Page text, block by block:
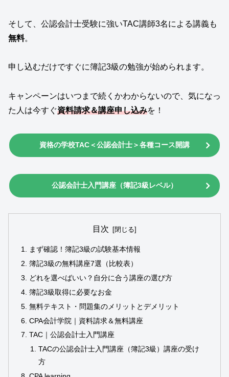
そして、公認会計士受験に強いTAC講師3名による講義も
無料。
申し込むだけですぐに簿記3級の勉強が始められます。
キャンペーンはいつまで続くかわからないので、気になっ
た人は今すぐ資料請求＆講座申し込みを！
資格の学校TAC＜公認会計士＞各種コース開講
公認会計士入門講座（簿記3級レベル）
目次
まず確認！簿記3級の試験基本情報
簿記3級の無料講座7選（比較表）
どれを選べばいい？自分に合う講座の選び方
簿記3級取得に必要なお金
無料テキスト・問題集のメリットとデメリット
CPA会計学院｜資料請求＆無料講座
TAC｜公認会計士入門講座
TACの公認会計士入門講座（簿記3級）講座の受け
方